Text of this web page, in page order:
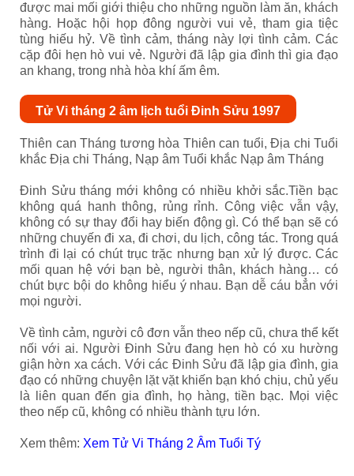
được mai mối giới thiệu cho những nguồn làm ăn, khách
hàng. Hoặc hội họp đông người vui vẻ, tham gia tiệc
tùng hiếu hỷ. Về tình cảm, tháng này lợi tình cảm. Các
cặp đôi hẹn hò vui vẻ. Người đã lập gia đình thì gia đạo
an khang, trong nhà hòa khí ấm êm.
Tử Vi tháng 2 âm lịch tuổi Đinh Sửu 1997
Thiên can Tháng tương hòa Thiên can tuổi, Địa chi Tuổi
khắc Địa chi Tháng, Nạp âm Tuổi khắc Nạp âm Tháng
Đinh Sửu tháng mới không có nhiều khởi sắc.Tiền bạc
không quá hanh thông, rủng rỉnh. Công việc vẫn vậy,
không có sự thay đổi hay biến động gì. Có thể bạn sẽ có
những chuyến đi xa, đi chơi, du lịch, công tác. Trong quá
trình đi lại có chút trục trặc nhưng bạn xử lý được. Các
mối quan hệ với bạn bè, người thân, khách hàng… có
chút bực bội do không hiểu ý nhau. Bạn dễ cáu bẳn với
mọi người.
Về tình cảm, người cô đơn vẫn theo nếp cũ, chưa thể kết
nối với ai. Người Đinh Sửu đang hẹn hò có xu hường
giận hờn xa cách. Với các Đinh Sửu đã lập gia đình, gia
đạo có những chuyện lặt vặt khiến bạn khó chịu, chủ yếu
là liên quan đến gia đình, họ hàng, tiền bạc. Mọi việc
theo nếp cũ, không có nhiều thành tựu lớn.
Xem thêm: Xem Tử Vi Tháng 2 Âm Tuổi Tý